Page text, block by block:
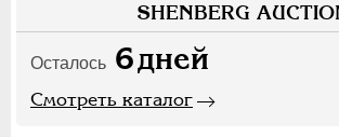
SHENBERG
Осталось 6дней
Смотреть каталог